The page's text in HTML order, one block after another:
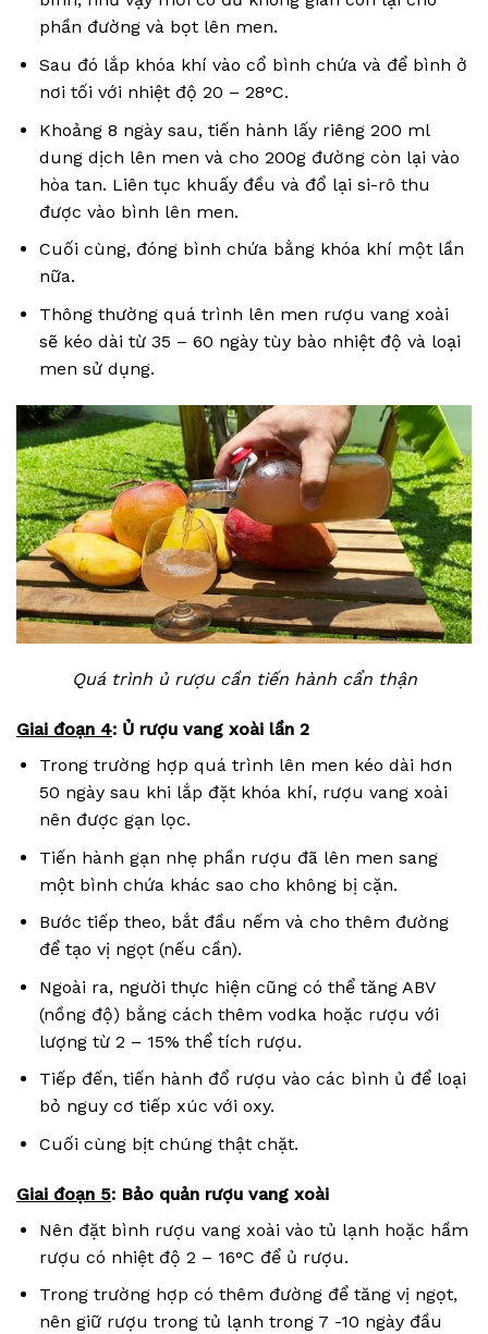
phần đường và bọt lên men.
Sau đó lắp khóa khí vào cổ bình chứa và để bình ở
nơi tối với nhiệt độ 20 – 28°C.
Khoảng 8 ngày sau, tiến hành lấy riêng 200 ml
dung dịch lên men và cho 200g đường còn lại vào
hòa tan. Liên tục khuấy đều và đổ lại si-rô thu
được vào bình lên men.
Cuối cùng, đóng bình chứa bằng khóa khí một lần
nữa.
Thông thường quá trình lên men rượu vang xoài
sẽ kéo dài từ 35 – 60 ngày tùy bào nhiệt độ và loại
men sử dụng.
Quá trình ủ rượu cần tiến hành cẩn thận
Giai đoạn 4: Ủ rượu vang xoài lần 2
Trong trường hợp quá trình lên men kéo dài hơn
50 ngày sau khi lắp đặt khóa khí, rượu vang xoài
nên được gạn lọc.
Tiến hành gạn nhẹ phần rượu đã lên men sang
một bình chứa khác sao cho không bị cặn.
Bước tiếp theo, bắt đầu nếm và cho thêm đường
để tạo vị ngọt (nếu cần).
Ngoài ra, người thực hiện cũng có thể tăng ABV
(nồng độ) bằng cách thêm vodka hoặc rượu với
lượng từ 2 – 15% thể tích rượu.
Tiếp đến, tiến hành đổ rượu vào các bình ủ để loại
bỏ nguy cơ tiếp xúc với oxy.
Cuối cùng bịt chúng thật chặt.
Giai đoạn 5: Bảo quản rượu vang xoài
Nên đặt bình rượu vang xoài vào tủ lạnh hoặc hầm
rượu có nhiệt độ 2 – 16°C để ủ rượu.
Trong trường hợp có thêm đường để tăng vị ngọt,
nên giữ rượu trong tủ lạnh trong 7 -10 ngày đầu